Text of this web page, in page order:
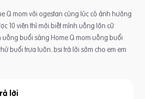
Q mom với ogestan cùng lúc có ảnh hưởng
10 viên thì mới biết mình uống lộn cữ
uống buổi sáng Home Q mom uống buổi
buổi trưa luôn..bsi trả lời sớm cho em em